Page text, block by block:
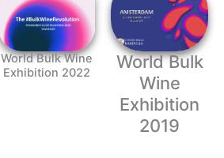
World Bulk Wine
Exhibition 2022
World Bulk
Wine
Exhibition
2019